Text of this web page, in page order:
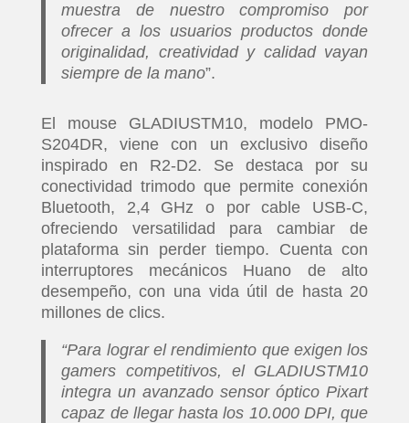
muestra de nuestro compromiso por
ofrecer a los usuarios productos donde
originalidad, creatividad y calidad vayan
siempre de la mano”.
El mouse GLADIUSTM10, modelo PMO-
S204DR, viene con un exclusivo diseño
inspirado en R2-D2. Se destaca por su
conectividad trimodo que permite conexión
Bluetooth, 2,4 GHz o por cable USB-C,
ofreciendo versatilidad para cambiar de
plataforma sin perder tiempo. Cuenta con
interruptores mecánicos Huano de alto
desempeño, con una vida útil de hasta 20
millones de clics.
“Para lograr el rendimiento que exigen los
gamers competitivos, el GLADIUSTM10
integra un avanzado sensor óptico Pixart
capaz de llegar hasta los 10.000 DPI, que